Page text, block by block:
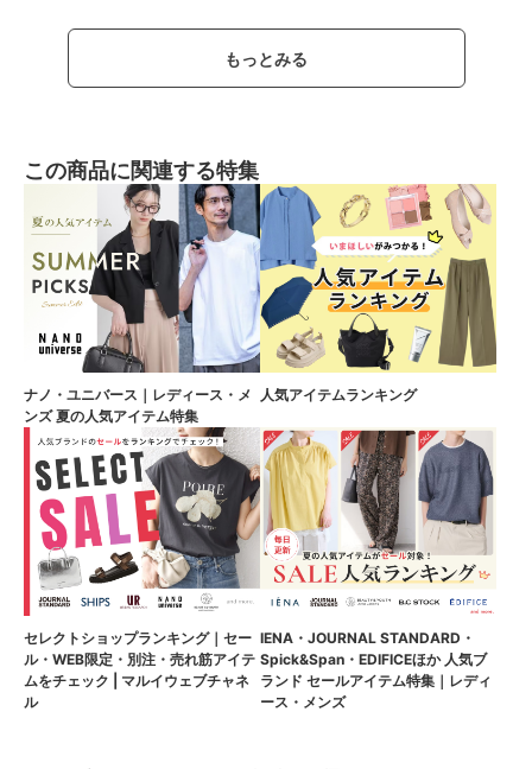
もっとみる
この商品に関連する特集
ナノ・ユニバース｜レディース・メ
ンズ 夏の人気アイテム特集
人気アイテムランキング
セレクトショップランキング｜セー
ル・WEB限定・別注・売れ筋アイテ
ムをチェック | マルイウェブチャネ
ル
IENA・JOURNAL STANDARD・
Spick&Span・EDIFICEほか 人気ブ
ランド セールアイテム特集｜レディ
ース・メンズ